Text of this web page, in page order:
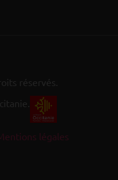
réservés.
légales